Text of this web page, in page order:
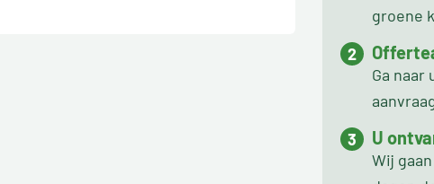
groene
Ga
U
Wij